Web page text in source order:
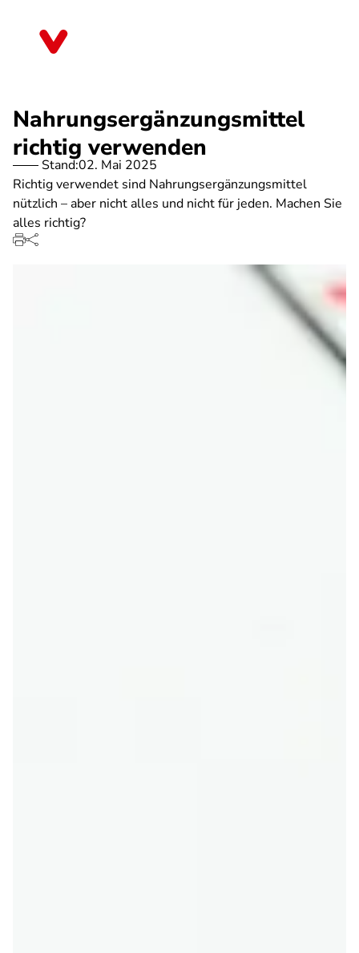
Nahrungsergänzungsmittel
richtig verwenden
Stand:02. Mai 2025
Richtig verwendet sind Nahrungsergänzungsmittel
nützlich – aber nicht alles und nicht für jeden. Machen Sie
alles richtig?